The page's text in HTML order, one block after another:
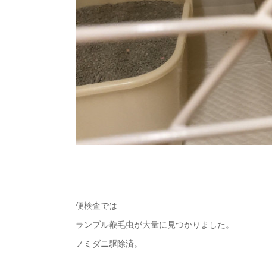
便検査では
ランブル鞭毛虫が大量に見つかりました。
ノミダニ駆除済。